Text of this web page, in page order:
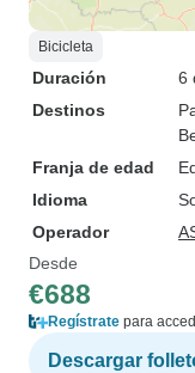
Bicicleta
Duración
6
Destinos
Franja de edad
Idioma
Operador
Desde
€688
Regístrate para
Descargar